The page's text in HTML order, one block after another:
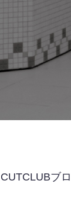
ブ